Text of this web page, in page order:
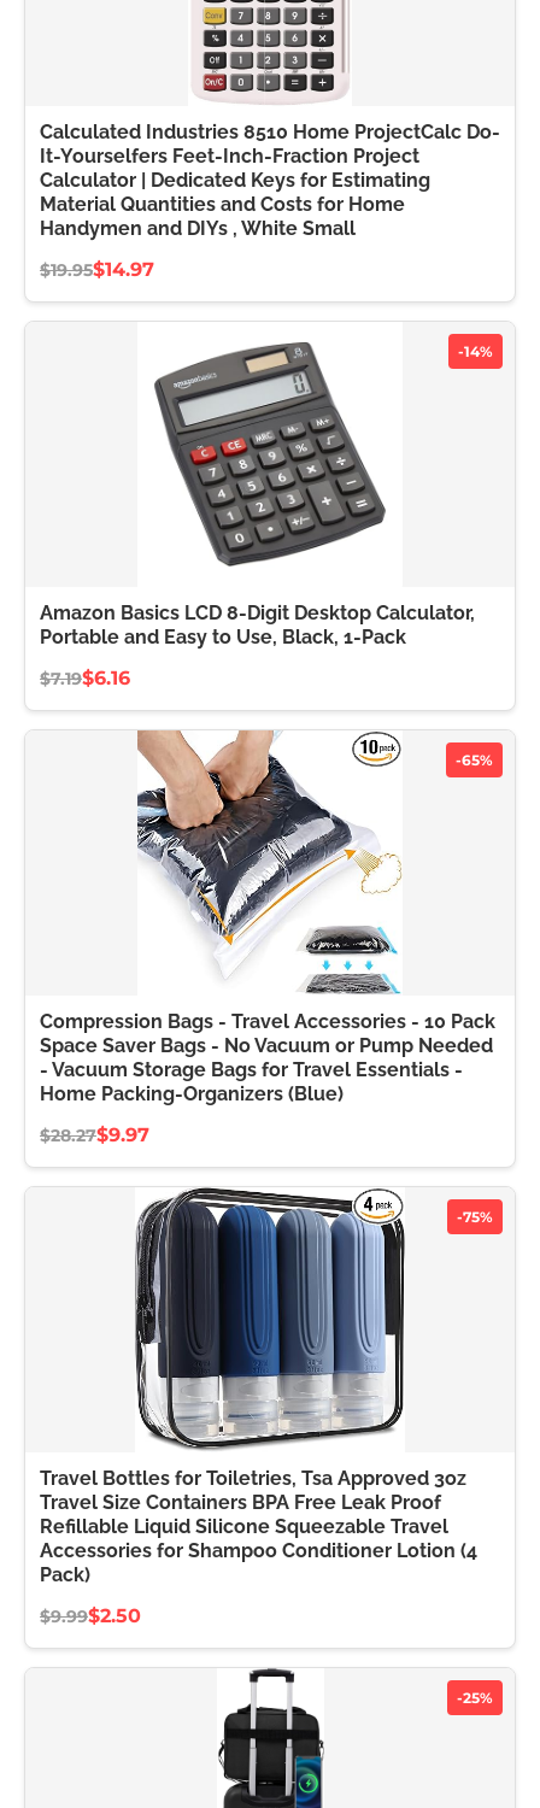
Calculated Industries 8510 Home ProjectCalc Do-
It-Yourselfers Feet-Inch-Fraction Project
Calculator | Dedicated Keys for Estimating
Material Quantities and Costs for Home
Handymen and DIYs , White Small
$19.95$14.97
-14%
Amazon Basics LCD 8-Digit Desktop Calculator,
Portable and Easy to Use, Black, 1-Pack
$7.19$6.16
-65%
Compression Bags - Travel Accessories - 10 Pack
Space Saver Bags - No Vacuum or Pump Needed
- Vacuum Storage Bags for Travel Essentials -
Home Packing-Organizers (Blue)
$28.27$9.97
-75%
Travel Bottles for Toiletries, Tsa Approved 3oz
Travel Size Containers BPA Free Leak Proof
Refillable Liquid Silicone Squeezable Travel
Accessories for Shampoo Conditioner Lotion (4
Pack)
$9.99$2.50
-25%